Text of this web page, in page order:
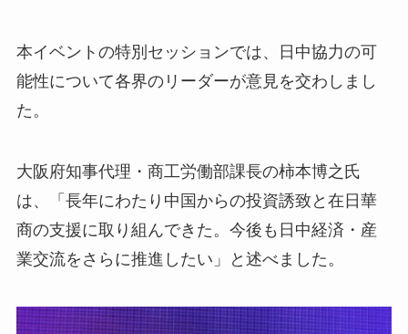
本イベントの特別セッションでは、日中協力の可
能性について各界のリーダーが意見を交わしまし
た。
大阪府知事代理・商工労働部課長の柿本博之氏
は、「長年にわたり中国からの投資誘致と在日華
商の支援に取り組んできた。今後も日中経済・産
業交流をさらに推進したい」と述べました。